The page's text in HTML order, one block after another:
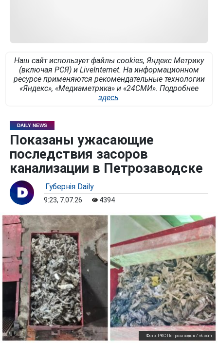
Наш сайт использует файлы cookies, Яндекс Метрику
(включая РСЯ) и LiveInternet. На информационном
ресурсе применяются рекомендательные технологии
«Яндекс», «Медиаметрика» и «24СМИ». Подробнее
здесь.
DAILY NEWS
Показаны ужасающие
последствия засоров
канализации в Петрозаводске
Губернiя Daily
9:23, 7.07.26 4394
Фото: РКС-Петрозаводск / vk.com